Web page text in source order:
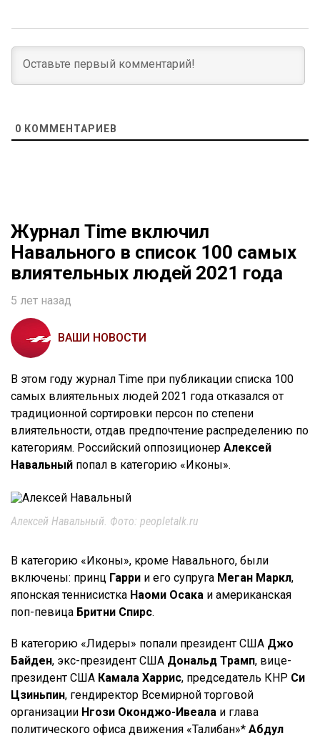
0 КОММЕНТАРИЕВ
Журнал Time включил
Навального в список 100 самых
влиятельных людей 2021 года
5 лет назад
ВАШИ НОВОСТИ
В этом году журнал Time при публикации списка 100
самых влиятельных людей 2021 года отказался от
традиционной сортировки персон по степени
влиятельности, отдав предпочтение распределению по
категориям. Российский оппозиционер Алексей
Навальный попал в категорию «Иконы».
Алексей Навальный. Фото: peopletalk.ru
В категорию «Иконы», кроме Навального, были
включены: принц Гарри и его супруга Меган Маркл,
японская теннисистка Наоми Осака и американская
поп-певица Бритни Спирс.
В категорию «Лидеры» попали президент США Джо
Байден, экс-президент США Дональд Трамп, вице-
президент США Камала Харрис, председатель КНР Си
Цзиньпин, гендиректор Всемирной торговой
организации Нгози Оконджо-Ивеала и глава
политического офиса движения «Талибан»* Абдул